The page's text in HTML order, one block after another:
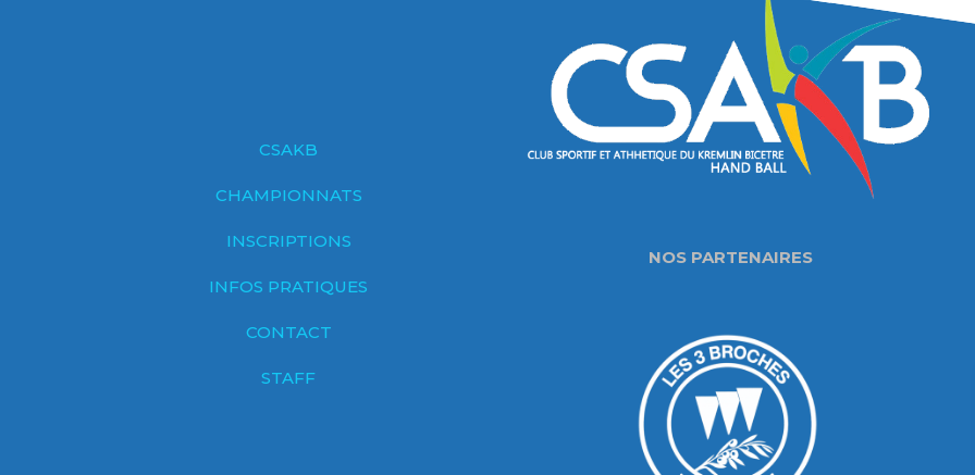
CSAKB
CHAMPIONNATS
INSCRIPTIONS
INFOS PRATIQUES
CONTACT
STAFF
NOS PARTENAIRES